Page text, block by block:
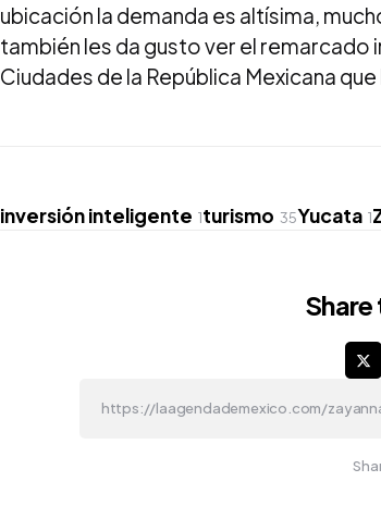
ubicación la demanda es altísima,
también les da gusto ver el remarcado
Ciudades de la República Mexicana
inversión inteligente 1turismo 35Yucata 1
Share